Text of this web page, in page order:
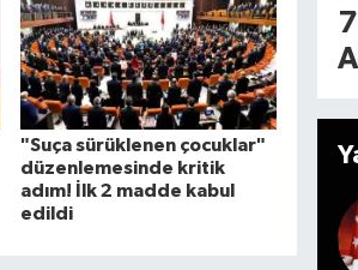
"Suça sürüklenen çocuklar"
düzenlemesinde kritik
adım! İlk 2 madde kabul
edildi
7